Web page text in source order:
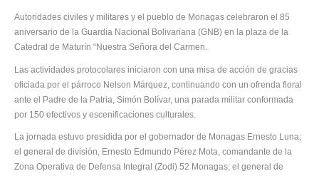
Autoridades civiles y militares y el pueblo de Monagas celebraron el 85
aniversario de la Guardia Nacional Bolivariana (GNB) en la plaza de la
Catedral de Maturín “Nuestra Señora del Carmen.
Las actividades protocolares iniciaron con una misa de acción de gracias
oficiada por el párroco Nelson Márquez, continuando con un ofrenda floral
ante el Padre de la Patria, Simón Bolívar, una parada militar conformada
por 150 efectivos y escenificaciones culturales.
La jornada estuvo presidida por el gobernador de Monagas Ernesto Luna;
el general de división, Ernesto Edmundo Pérez Mota, comandante de la
Zona Operativa de Defensa Integral (Zodi) 52 Monagas; el general de